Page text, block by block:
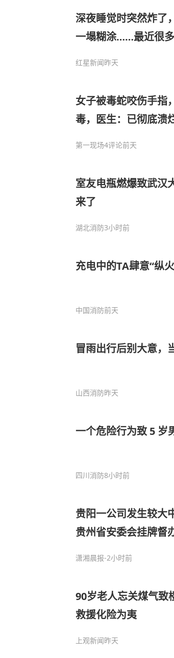
深夜睡觉时突然炸了
一塌糊涂……最近很
红星新闻昨天
女子被毒蛇咬伤手指
毒，医生：已彻底溃
第一现场4评论前天
室友电瓶燃爆致武汉
来了
湖北消防3小时前
充电中的TA肆意“纵
中国消防前天
冒雨出行后别大意，
山西消防昨天
一个危险行为致 5 岁
四川消防8小时前
贵阳一公司发生较大
贵州省安委会挂牌督
潇湘晨报-2小时前
90岁老人忘关煤气致
救援化险为夷
上观新闻昨天